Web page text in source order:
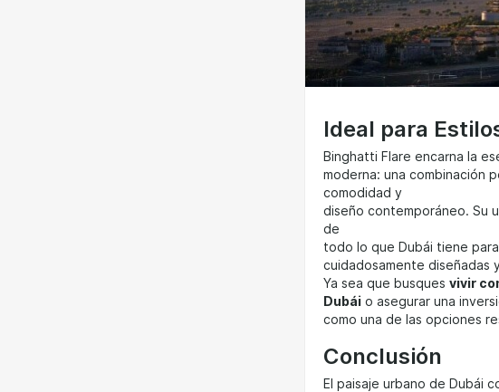
Ideal para
Binghatti Flare encarna la
moderna: una combinación
comodidad y
diseño contemporáneo. Su
de
todo lo que Dubái tiene
cuidadosamente diseñadas
Ya sea que busques vivir
Dubái o asegurar una
como una de las opciones
Conclusión
El paisaje urbano de Dubái